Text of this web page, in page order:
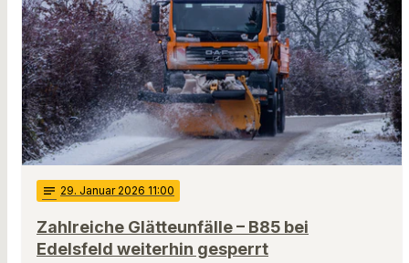
notes 29. Januar 2026 11:00
Zahlreiche Glätteunfälle – B85 bei
Edelsfeld weiterhin gesperrt